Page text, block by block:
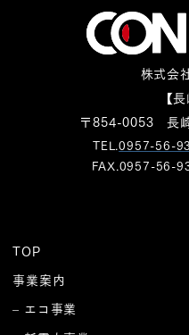
株式会
【
〒854-0053 長
TEL.0957-56-
FAX.0957-56-
TOP
事業案内
– エコ事業